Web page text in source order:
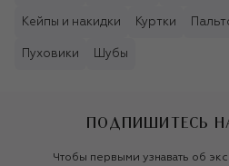
Кейпы и накидки Куртки
Пуховики Шубы
ПОДПИШИТЕСЬ
Чтобы первыми узнавать об